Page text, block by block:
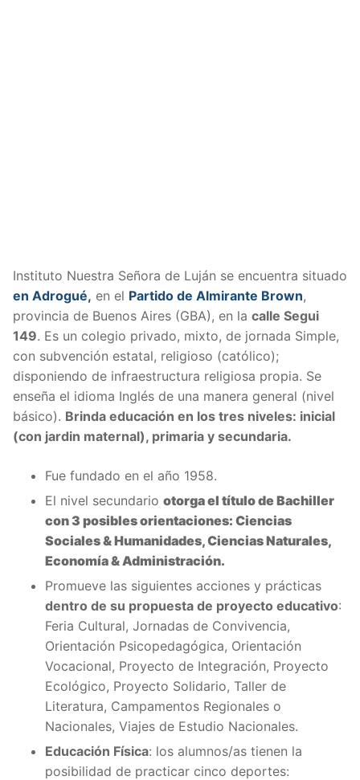
Instituto Nuestra Señora de Luján se encuentra situado
en Adrogué, en el Partido de Almirante Brown,
provincia de Buenos Aires (GBA), en la calle Segui
149. Es un colegio privado, mixto, de jornada Simple,
con subvención estatal, religioso (católico);
disponiendo de infraestructura religiosa propia. Se
enseña el idioma Inglés de una manera general (nivel
básico). Brinda educación en los tres niveles: inicial
(con jardin maternal), primaria y secundaria.
Fue fundado en el año 1958.
El nivel secundario otorga el título de Bachiller
con 3 posibles orientaciones: Ciencias
Sociales & Humanidades, Ciencias Naturales,
Economía & Administración.
Promueve las siguientes acciones y prácticas
dentro de su propuesta de proyecto educativo:
Feria Cultural, Jornadas de Convivencia,
Orientación Psicopedagógica, Orientación
Vocacional, Proyecto de Integración, Proyecto
Ecológico, Proyecto Solidario, Taller de
Literatura, Campamentos Regionales o
Nacionales, Viajes de Estudio Nacionales.
Educación Física: los alumnos/as tienen la
posibilidad de practicar cinco deportes: